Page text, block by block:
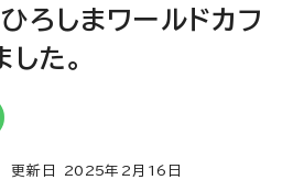
ろしまワールドカフ
した。
新日 2025年2月 16 日